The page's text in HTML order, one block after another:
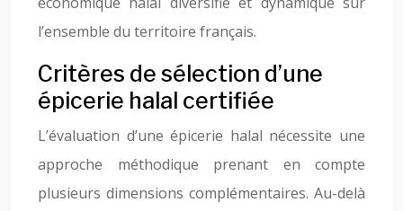
l’ensemble du territoire français.
Critères de sélection d’une
épicerie halal certifiée
L’évaluation d’une épicerie halal nécessite une
approche méthodique prenant en compte
plusieurs dimensions complémentaires. Au-delà